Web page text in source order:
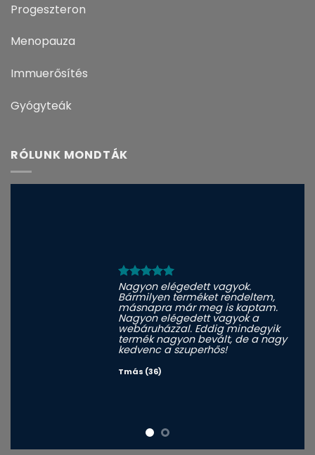
Progeszteron
Menopauza
Immuerősítés
Gyógyteák
RÓLUNK MONDTÁK
Nagyon elégedett vagyok.
Bármilyen terméket rendeltem,
másnapra már meg is kaptam.
Nagyon elégedett vagyok a
webáruházzal. Eddig mindegyik
termék nagyon bevált, de a nagy
kedvenc a szuperhős!
Tmás (36)